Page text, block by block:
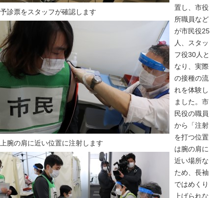
予診票をスタッフが確認します
上腕の肩に近い位置に注射します
置し、市役
所職員など
が市民役25
人、スタッ
フ役30人と
なり、実際
の接種の流
れを体験し
ました。市
民役の職員
から「注射
を打つ位置
は腕の肩に
近い場所な
ため、長袖
ではめくり
上げられな